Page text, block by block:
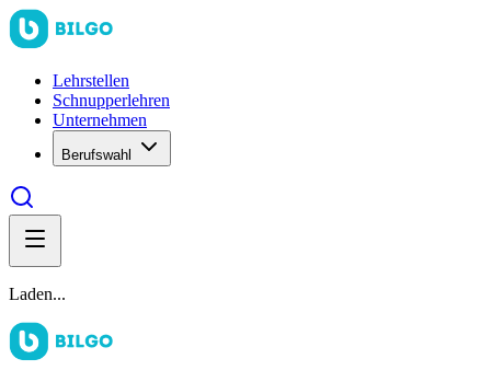
Lehrstellen
Schnupperlehren
Unternehmen
Berufswahl
Laden...